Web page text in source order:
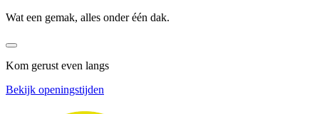
Wat een gemak, alles onder één dak.
Kom gerust even langs
Bekijk openingstijden